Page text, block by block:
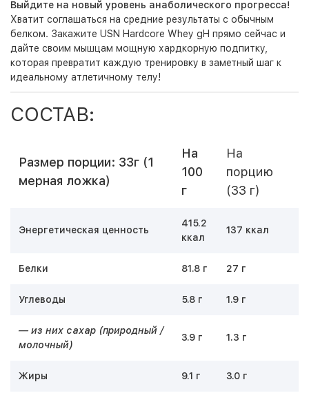
Выйдите на новый уровень анаболического прогресса!
Хватит соглашаться на средние результаты с обычным
белком. Закажите USN Hardcore Whey gH прямо сейчас и
дайте своим мышцам мощную хардкорную подпитку,
которая превратит каждую тренировку в заметный шаг к
идеальному атлетичному телу!
СОСТАВ:
Размер порции: 33г (1
мерная ложка)
На
100
г
На
порцию
(33 г)
Энергетическая ценность
415.2
ккал
137 ккал
Белки 81.8 г 27 г
Углеводы 5.8 г 1.9 г
— из них сахар (природный /
молочный)
3.9 г 1.3 г
Жиры 9.1 г 3.0 г